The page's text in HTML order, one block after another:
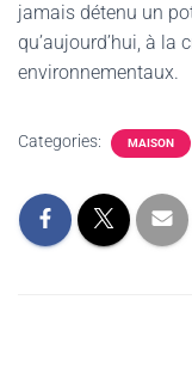
jamais détenu un
qu’aujourd’hui, à la
environnementaux.
Categories: MAISON